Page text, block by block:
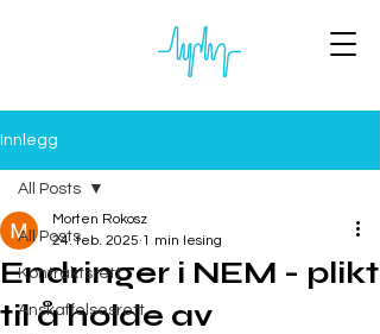
Innlegg
All Posts
Kontraktsrett
Anskaffelsesrett
All Posts
Endringer i NEM - plikt
til å holde av
Morten Rokosz
24. feb. 2025 1 min lesing